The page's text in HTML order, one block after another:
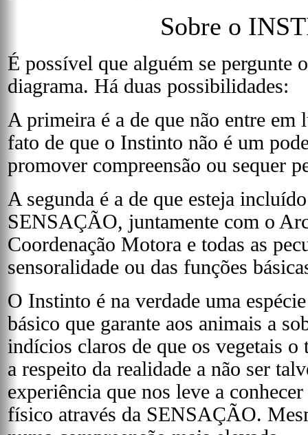
Sobre o
É possível que alguém se pergunte
diagrama. Há duas possibilidades:
A primeira é a de que não entre
fato de que o Instinto não é um
promover compreensão ou sequer
A segunda é a de que esteja
SENSAÇÃO, juntamente com o
Coordenação Motora e todas as
sensoralidade ou das funções
O Instinto é na verdade uma
básico que garante aos animais a
indícios claros de que os vegetais o
a respeito da realidade a não ser
experiência que nos leve a
físico através da SENSAÇÃO.